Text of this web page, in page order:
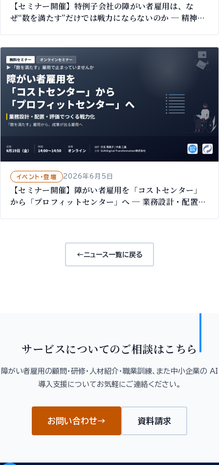
【セミナー開催】特例子会社の障がい者雇用は、な
ぜ“数を満たす”だけでは戦力にならないのか ─ 精神・
イベント・登壇 2026年6月5日
【セミナー開催】障がい者雇用を「コストセンター」
から「プロフィットセンター」へ ─ 業務設計・配置・
←ニュース一覧に戻る
サービスについてのご相談はこちら
障がい者雇用の顧問・研修・人材紹介・職業訓練、また中小企業の AI
導入支援についてお気軽にご連絡ください。
お問い合わせ→ 資料請求